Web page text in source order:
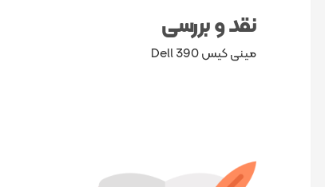
نقد و بررسی
مینی کیس Dell 390